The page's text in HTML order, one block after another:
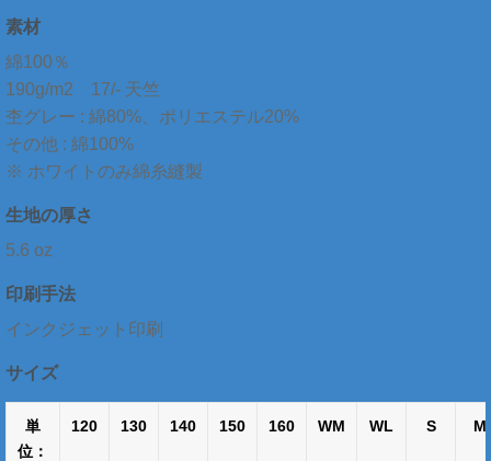
素材
綿100％
190g/m2 17/- 天竺
杢グレー : 綿80%、ポリエステル20%
その他 : 綿100%
※ ホワイトのみ綿糸縫製
生地の厚さ
5.6 oz
印刷手法
インクジェット印刷
サイズ
単
位：
120 130 140 150 160 WM WL S M